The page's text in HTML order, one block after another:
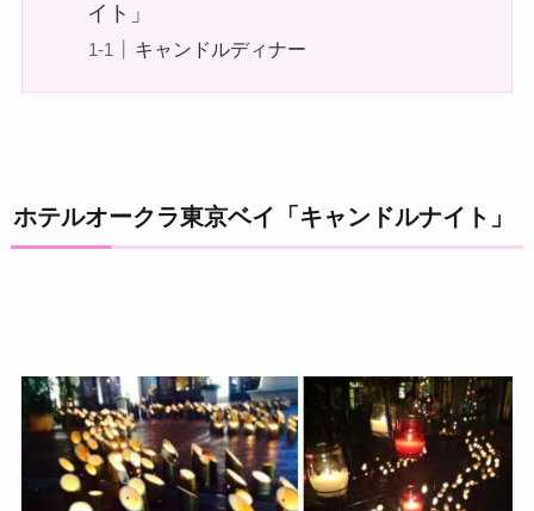
イト」
キャンドルディナー
ホテルオークラ東京ベイ「キャンドルナイト」